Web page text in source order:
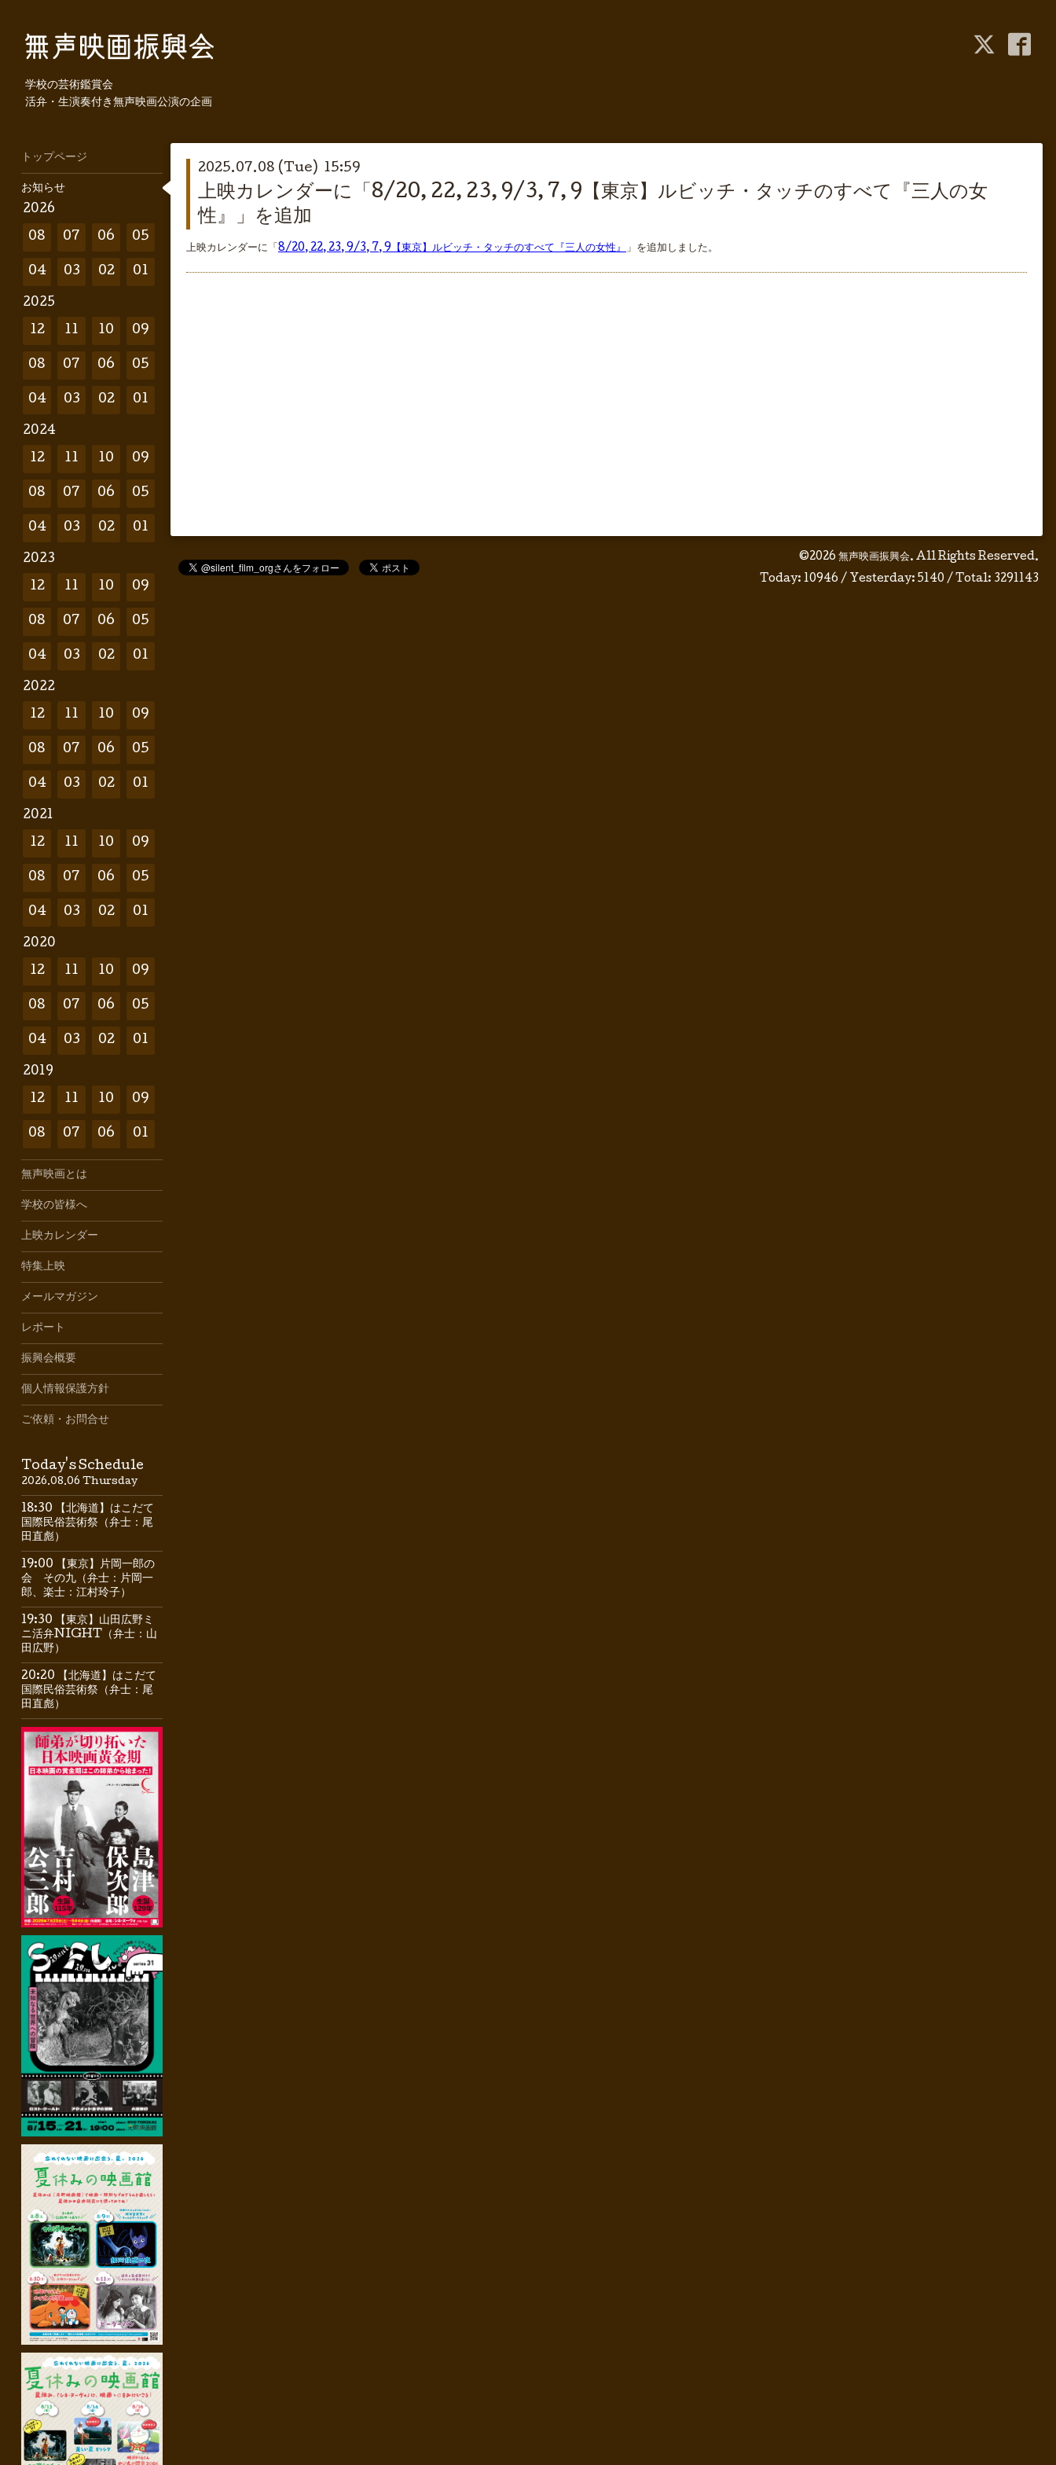
学校の芸術鑑賞会
活弁・生演奏付き無声映画公演の企画
2025.07.08 (Tue) 15:59
上映カレンダーに「8/20, 22, 23, 9/3, 7, 9【東京】ルビッチ・タッチのすべて『三人の女
性』」を追加
上映カレンダーに「 8/20, 22, 23, 9/3, 7, 9【東京】ルビッチ・タッチのすべて『三人の女性』 」を追加しました。
©2026 無声映画振興会. All Rights Reserved.
Today: 10946 / Yesterday: 5140 / Total: 3291143
トップページ
お知らせ
2026
08 07 06 05
04 03 02 01
2025
12 11 10 09
08 07 06 05
04 03 02 01
2024
12 11 10 09
08 07 06 05
04 03 02 01
2023
12 11 10 09
08 07 06 05
04 03 02 01
2022
12 11 10 09
08 07 06 05
04 03 02 01
2021
12 11 10 09
08 07 06 05
04 03 02 01
2020
12 11 10 09
08 07 06 05
04 03 02 01
2019
12 11 10 09
08 07 06 01
無声映画とは
学校の皆様へ
上映カレンダー
特集上映
メールマガジン
レポート
振興会概要
個人情報保護方針
ご依頼・お問合せ
Today's Schedule
2026.08.06 Thursday
18:30 【北海道】はこだて
国際民俗芸術祭（弁士：尾
田直彪）
19:00 【東京】片岡一郎の
会 その九（弁士：片岡一
郎、楽士：江村玲子）
19:30 【東京】山田広野ミ
ニ活弁NIGHT（弁士：山
田広野）
20:20 【北海道】はこだて
国際民俗芸術祭（弁士：尾
田直彪）